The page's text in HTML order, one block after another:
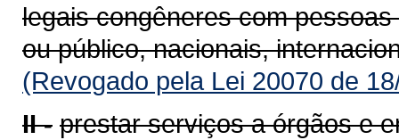
legais congêneres com
ou público, nacionais,
(Revogado pela Lei 20070 de
II - prestar serviços a órgãos e